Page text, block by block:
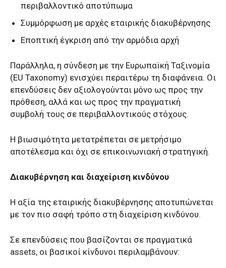
περιβαλλοντικό αποτύπωμα
Συμμόρφωση με αρχές εταιρικής διακυβέρνησης
Εποπτική έγκριση από την αρμόδια αρχή
Παράλληλα, η σύνδεση με την Ευρωπαϊκή Ταξινομία
(EU Taxonomy) ενισχύει περαιτέρω τη διαφάνεια. Οι
επενδύσεις δεν αξιολογούνται μόνο ως προς την
πρόθεση, αλλά και ως προς την πραγματική
συμβολή τους σε περιβαλλοντικούς στόχους.
Η βιωσιμότητα μετατρέπεται σε μετρήσιμο
αποτέλεσμα και όχι σε επικοινωνιακή στρατηγική.
Διακυβέρνηση και διαχείριση κινδύνου
Η αξία της εταιρικής διακυβέρνησης αποτυπώνεται
με τον πιο σαφή τρόπο στη διαχείριση κινδύνου.
Σε επενδύσεις που βασίζονται σε πραγματικά
assets, οι βασικοί κίνδυνοι περιλαμβάνουν: